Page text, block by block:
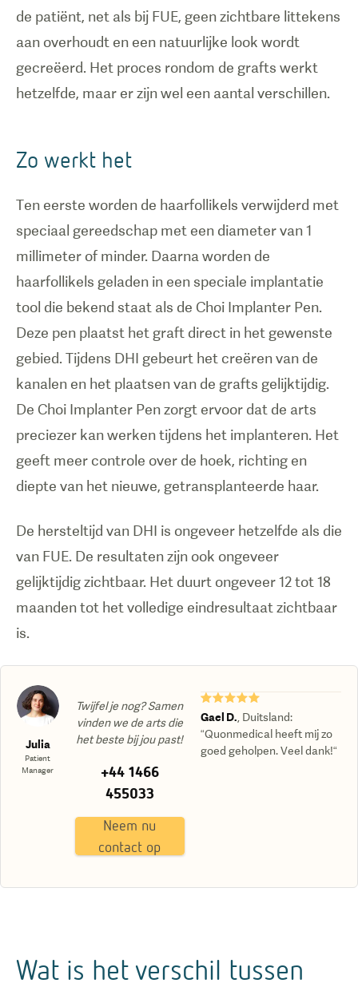
de patiënt, net als bij FUE, geen zichtbare littekens
aan overhoudt en een natuurlijke look wordt
gecreëerd. Het proces rondom de grafts werkt
hetzelfde, maar er zijn wel een aantal verschillen.
Zo werkt het
Ten eerste worden de haarfollikels verwijderd met
speciaal gereedschap met een diameter van 1
millimeter of minder. Daarna worden de
haarfollikels geladen in een speciale implantatie
tool die bekend staat als de Choi Implanter Pen.
Deze pen plaatst het graft direct in het gewenste
gebied. Tijdens DHI gebeurt het creëren van de
kanalen en het plaatsen van de grafts gelijktijdig.
De Choi Implanter Pen zorgt ervoor dat de arts
preciezer kan werken tijdens het implanteren. Het
geeft meer controle over de hoek, richting en
diepte van het nieuwe, getransplanteerde haar.
De hersteltijd van DHI is ongeveer hetzelfde als die
van FUE. De resultaten zijn ook ongeveer
gelijktijdig zichtbaar. Het duurt ongeveer 12 tot 18
maanden tot het volledige eindresultaat zichtbaar
is.
Julia
Patient
Manager
Twijfel je nog? Samen
vinden we de arts die
het beste bij jou past!
+44 1466
455033
Neem nu
contact op
★★★★★
Gael D. Duitsland:
“Quonmedical heeft mij zo
goed geholpen. Veel dank!“
Wat is het verschil tussen